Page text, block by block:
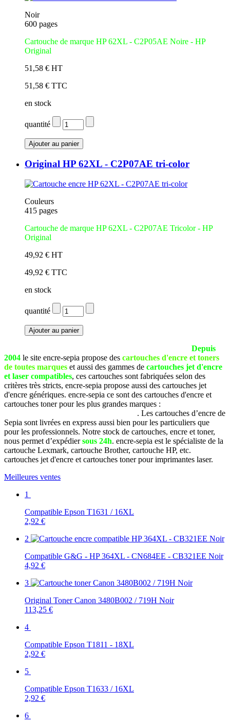
Noir
600 pages
Cartouche de marque HP 62XL - C2P05AE Noire - HP
Original
51,58 € HT
51,58 € TTC
en stock
quantité
Original HP 62XL - C2P07AE tri-color
Couleurs
415 pages
Cartouche de marque HP 62XL - C2P07AE Tricolor - HP
Original
49,92 € HT
49,92 € TTC
en stock
quantité
Depuis
2004 le site encre-sepia propose des cartouches d'encre et toners
de toutes marques et aussi des gammes de cartouches jet d'encre
et laser compatibles, ces cartouches sont fabriquées selon des
critères très stricts, encre-sepia propose aussi des cartouches jet
d'encre génériques. encre-sepia ce sont des cartouches d'encre et
cartouches toner pour les plus grandes marques :
. Les cartouches d’encre de
Sepia sont livrées en express aussi bien pour les particuliers que
pour les professionnels. Notre stock de cartouches, encre et toner,
nous permet d’expédiersous 24h. encre-sepia est le spécialiste de la
cartouche Lexmark, cartouche Brother, cartouche HP, etc.
cartouches jet d'encre et cartouches toner pour imprimantes laser.
Meilleures ventes
1
Compatible Epson T1631 / 16XL
2,92 €
2
Compatible G&G - HP 364XL - CN684EE - CB321EE Noir
4,92 €
3
Original Toner Canon 3480B002 / 719H Noir
113,25 €
4
Compatible Epson T1811 - 18XL
2,92 €
5
Compatible Epson T1633 / 16XL
2,92 €
6